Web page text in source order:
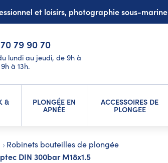
et loisirs, photographie sous-marine
79 90 70
lundi au jeudi, de 9h à
à 13h.
& PLONGÉE EN
APNÉE
ACCESSOIRES DE
PLONGEE
Robinets bouteilles de plongée
DIN 300bar M18x1.5